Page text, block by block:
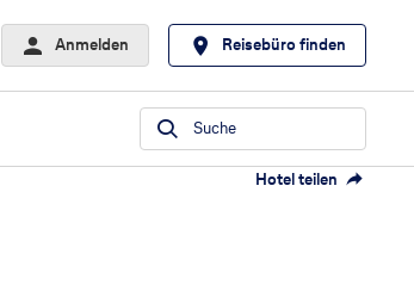
Anmelden Reisebüro finden
Suche
Hotel teilen